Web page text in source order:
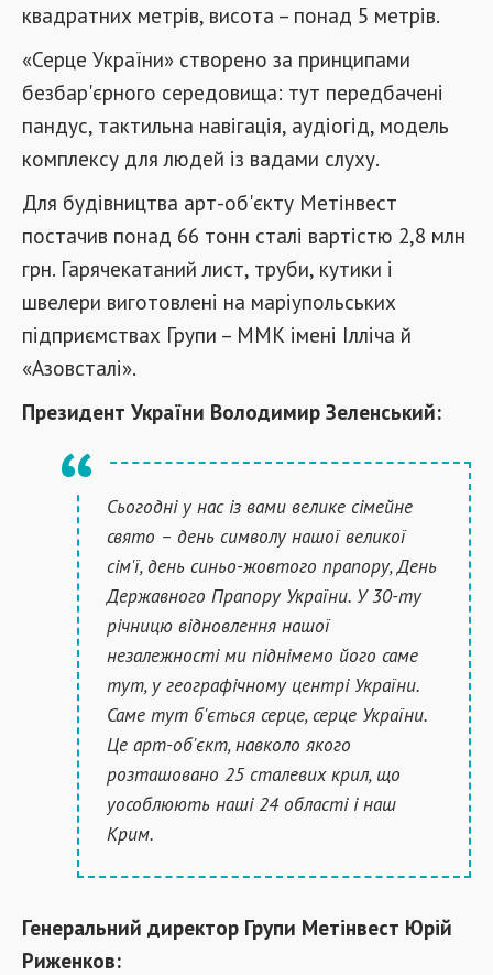
квадратних метрів, висота – понад 5 метрів.
«Серце України» створено за принципами
безбар'єрного середовища: тут передбачені
пандус, тактильна навігація, аудіогід, модель
комплексу для людей із вадами слуху.
Для будівництва арт-об'єкту Метінвест
постачив понад 66 тонн сталі вартістю 2,8 млн
грн. Гарячекатаний лист, труби, кутики і
швелери виготовлені на маріупольських
підприємствах Групи – ММК імені Ілліча й
«Азовсталі».
Президент України Володимир Зеленський:
Сьогодні у нас із вами велике сімейне
свято – день символу нашої великої
сім'ї, день синьо-жовтого прапору, День
Державного Прапору України. У 30-ту
річницю відновлення нашої
незалежності ми піднімемо його саме
тут, у географічному центрі України.
Саме тут б'ється серце, серце України.
Це арт-об'єкт, навколо якого
розташовано 25 сталевих крил, що
уособлюють наші 24 області і наш
Крим.
Генеральний директор Групи Метінвест Юрій
Риженков: